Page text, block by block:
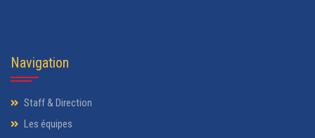
Navigation
Staff & Direction
Les équipes